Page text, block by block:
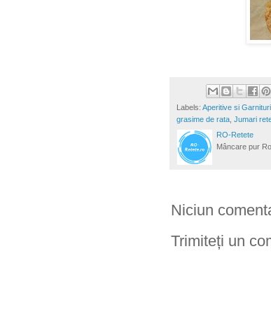
Labels: Aperitive si Garnituri
grasime de rata Jumari
RO-Retete
Mâncare pur
Niciun
Trimiteți un